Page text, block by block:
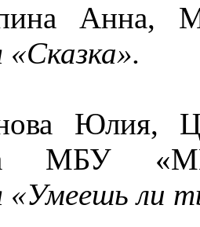
Юлия,
МБУ
ли